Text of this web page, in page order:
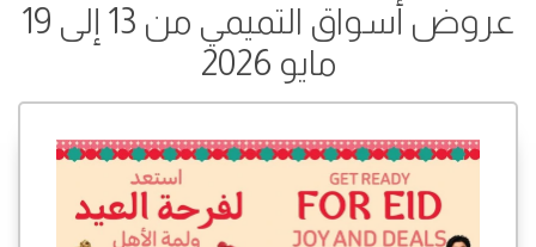
عروض أسواق التميمي من 13 إلى 19
مايو 2026